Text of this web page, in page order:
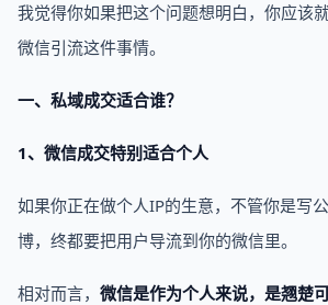
我觉得你如果把这个问题想明白，你应该
微信引流这件事情。
一、私域成交适合谁？
1、微信成交特别适合个人
如果你正在做个人IP的生意，不管你是写
博，终都要把用户导流到你的微信里。
相对而言， 微信是作为个人来说，是翘楚